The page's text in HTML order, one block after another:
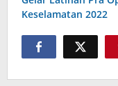
Keselamatan 2022